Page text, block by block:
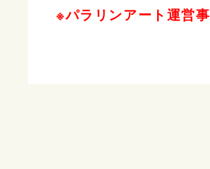
※パラリンアート運営